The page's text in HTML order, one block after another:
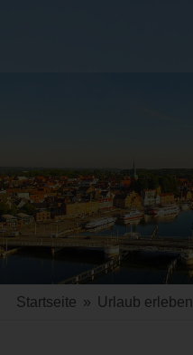
Startseite » Urlaub erleben